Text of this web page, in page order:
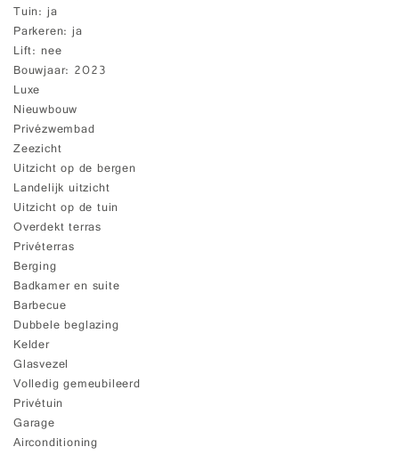
Tuin ja
Parkeren ja
Lift nee
Bouwjaar 2023
Luxe
Nieuwbouw
Privézwembad
Zeezicht
Uitzicht op de bergen
Landelijk uitzicht
Uitzicht op de tuin
Overdekt terras
Privéterras
Berging
Badkamer en suite
Barbecue
Dubbele beglazing
Kelder
Glasvezel
Volledig gemeubileerd
Privétuin
Garage
Airconditioning